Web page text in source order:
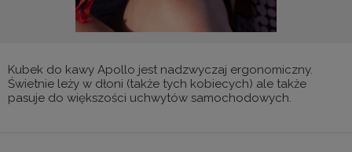
Kubek do kawy Apollo jest nadzwyczaj ergonomiczny.
Świetnie leży w dłoni (także tych kobiecych) ale także
pasuje do większości uchwytów samochodowych.